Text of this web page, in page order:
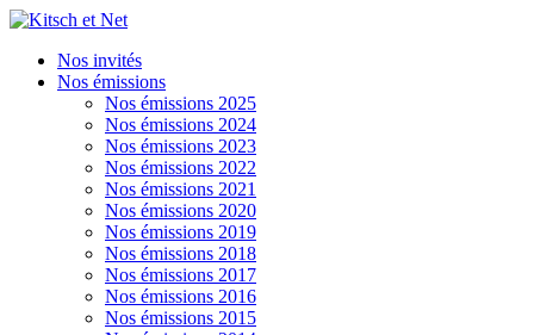
Nos invités
Nos émissions
Nos émissions 2025
Nos émissions 2024
Nos émissions 2023
Nos émissions 2022
Nos émissions 2021
Nos émissions 2020
Nos émissions 2019
Nos émissions 2018
Nos émissions 2017
Nos émissions 2016
Nos émissions 2015